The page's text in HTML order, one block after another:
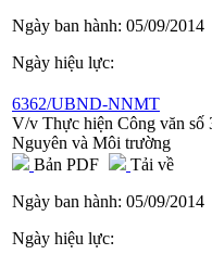
Ngày ban hành: 05/09/2014
Ngày hiệu lực:
6362/UBND-NNMT
V/v Thực hiện Công văn
Nguyên và Môi trường
Bản PDF
Tải về
Ngày ban hành: 05/09/2014
Ngày hiệu lực: